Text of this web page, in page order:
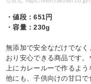
・値段：651円
・容量：230g
無添加で安全なだけでな
おり安心できる商品です
上にカレールーで作るよ
他にも、子供向けの甘口で